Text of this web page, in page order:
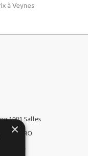
à Veynes
1001 Salles
Salles PRO
Traiteurs
×